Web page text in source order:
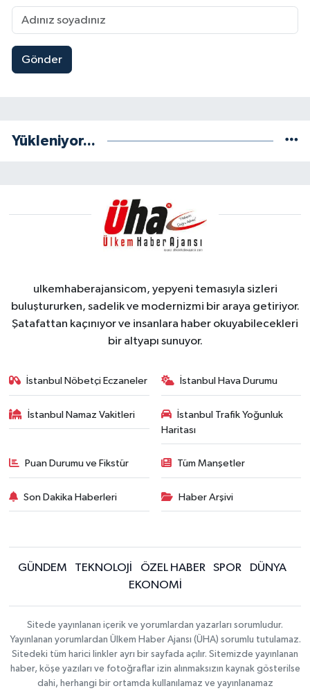
Gönder
Yükleniyor...
ulkemhaberajansicom, yepyeni temasıyla sizleri
buluştururken, sadelik ve modernizmi bir araya getiriyor.
Şatafattan kaçınıyor ve insanlara haber okuyabilecekleri
bir altyapı sunuyor.
İstanbul Nöbetçi Eczaneler İstanbul Hava Durumu
İstanbul Namaz Vakitleri
İstanbul Trafik Yoğunluk
Haritası
Puan Durumu ve Fikstür Tüm Manşetler
Son Dakika Haberleri Haber Arşivi
GÜNDEM TEKNOLOJİ ÖZEL HABER SPOR
DÜNYA
EKONOMİ
Sitede yayınlanan içerik ve yorumlardan yazarları sorumludur.
Yayınlanan yorumlardan Ülkem Haber Ajansı (ÜHA) sorumlu tutulamaz.
Sitedeki tüm harici linkler ayrı bir sayfada açılır. Sitemizde yayınlanan
haber, köşe yazıları ve fotoğraflar izin alınmaksızın kaynak gösterilse
dahi, herhangi bir ortamda kullanılamaz ve yayınlanamaz